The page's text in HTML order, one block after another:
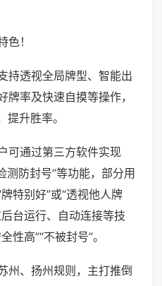
！
持透视全局牌型、智能出
率及快速自摸等操作，
升胜率。
可通过第三方软件实现
测防封号”等功能，部分用
特别好”或“透视他人牌
台运行、自动连接等技
性高”“不被封号”。
州、扬州规则，主打推倒